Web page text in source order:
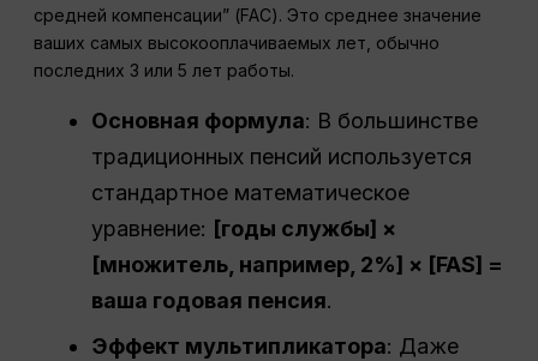
средней компенсации” (FAC). Это среднее значение
ваших самых высокооплачиваемых лет, обычно
последних 3 или 5 лет работы.
Основная формула: В большинстве
традиционных пенсий используется
стандартное математическое
уравнение: [годы службы] ×
[множитель, например, 2%] × [FAS] =
ваша годовая пенсия.
Эффект мультипликатора: Даже